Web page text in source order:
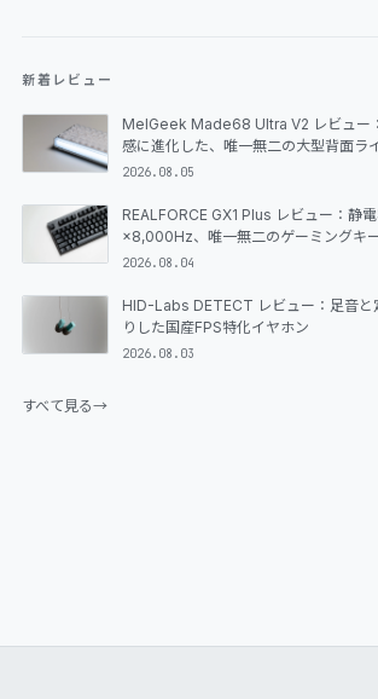
新着レビュー
MelGeek Made68 Ultra V2 レビュー
感に進化した、唯一無二の大型背面ラ
ラピッドトリガーキーボード
2026.08.05
REALFORCE GX1 Plus レビュー：静
×8,000Hz、唯一無二のゲーミングキ
ったのか
2026.08.04
HID-Labs DETECT レビュー：足音と
りした国産FPS特化イヤホン
2026.08.03
すべて見る→